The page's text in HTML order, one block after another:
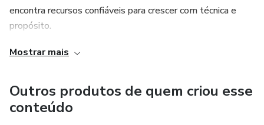
computacionais.
112 Páginas
encontra recursos confiáveis para crescer com técnica e
propósito.
#Eletronica
#Eletroeletronica
#Automacao
Mostrar mais
Outros produtos de quem criou esse
conteúdo